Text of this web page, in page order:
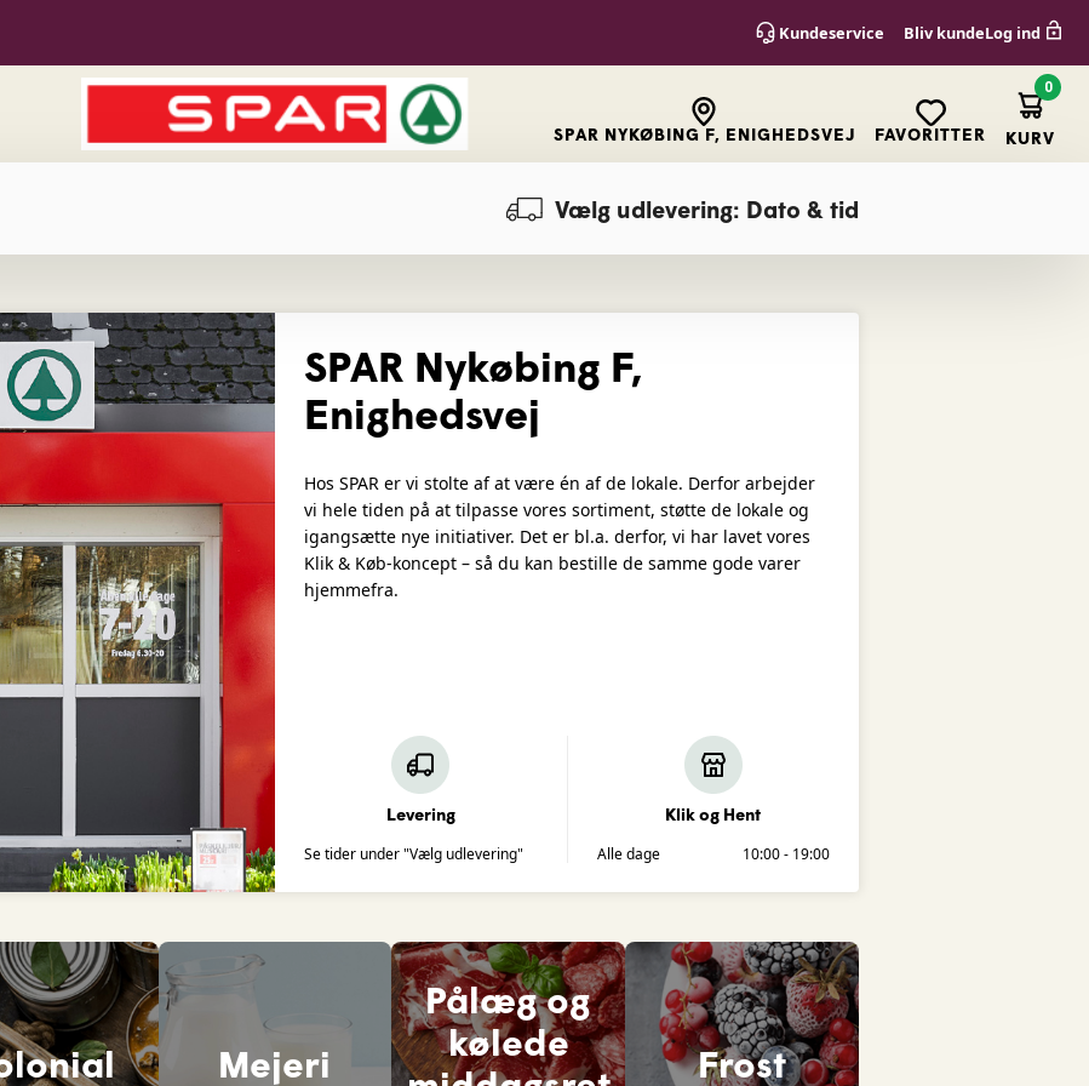
Kundeservice Bliv kundeLog ind
SPAR NYKØBING F, ENIGHEDSVEJ FAVORITTER
0
KURV
Vælg udlevering: Dato & tid
SPAR Nykøbing F,
Enighedsvej
Hos SPAR er vi stolte af at være én af de lokale. Derfor arbejder
vi hele tiden på at tilpasse vores sortiment, støtte de lokale og
igangsætte nye initiativer. Det er bl.a. derfor, vi har lavet vores
Klik & Køb-koncept – så du kan bestille de samme gode varer
hjemmefra.
Levering
Se tider under "Vælg udlevering"
Klik og Hent
Alle dage
10:00 - 19:00
Mejeri
Pålæg og
kølede
Frost